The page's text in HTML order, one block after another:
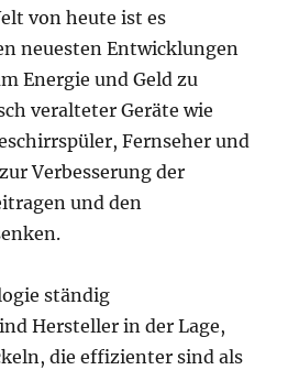
von heute ist es
neuesten Entwicklungen
Energie und Geld zu
veralteter Geräte wie
Fernseher und
Verbesserung der
und den
ständig
Hersteller in der Lage,
die effizienter sind als